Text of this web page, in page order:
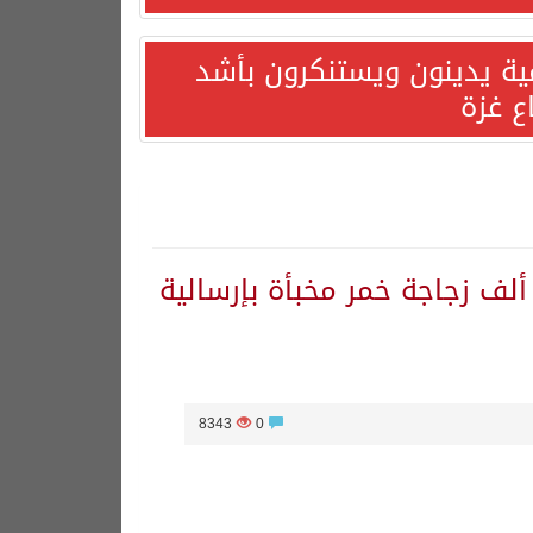
يدينون ويستنكرون بأشد
غزة
جمرك البطحاء يحبط محاولة تهريب أكثر من 15 ألف زجاجة خمر مخبأة بإرسالية
0
8343